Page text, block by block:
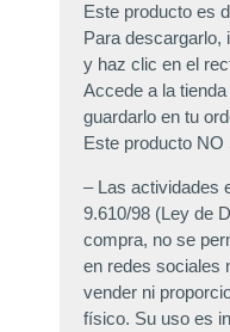
Este producto es
Para descargarlo,
y haz clic en el
Accede a la
guardarlo en tu
Este producto NO
– Las actividades
9.610/98 (Ley de
compra, no se
en redes sociales
vender ni
físico. Su uso es